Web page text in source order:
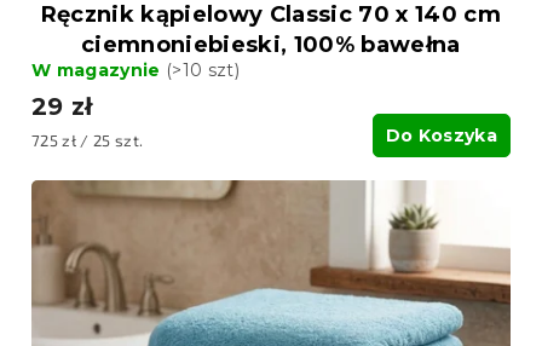
Ręcznik kąpielowy Classic 70 x 140 cm
ciemnoniebieski, 100% bawełna
W magazynie (>10 szt)
29 zł
Cena
725 zł / 25 szt. Do Koszyka